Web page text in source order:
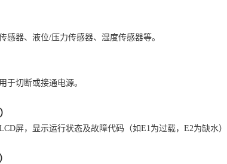
感器、液位/压力传感器、湿度传感器等。
于切断或接通电源。
）
屏，显示运行状态及故障代码（如E1为过载，E2为缺水